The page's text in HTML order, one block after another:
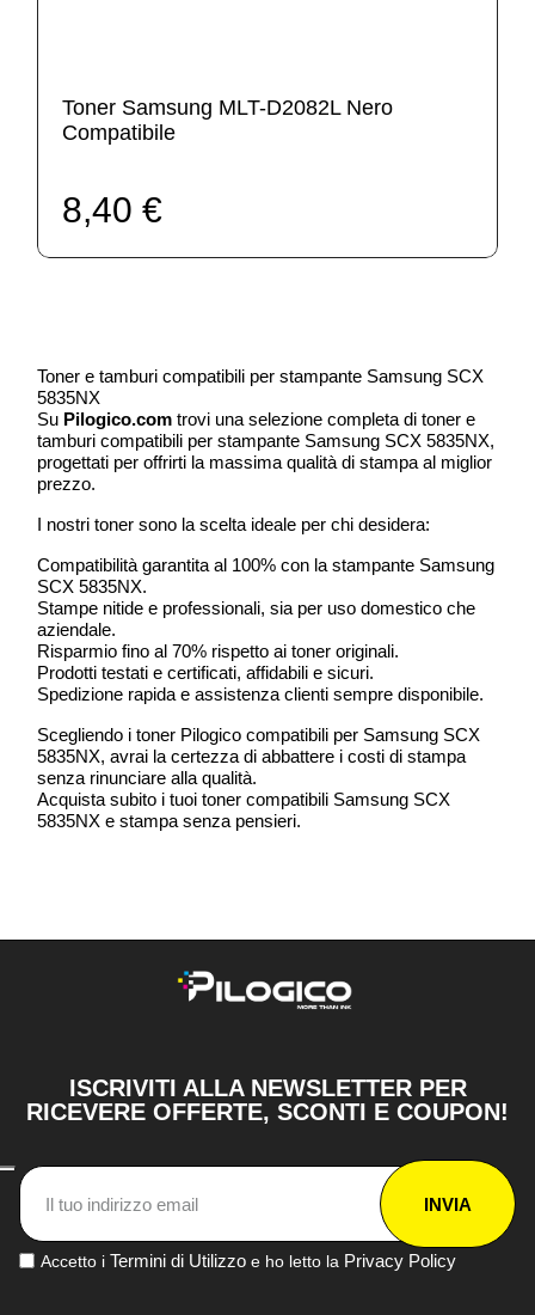
Toner Samsung MLT-D2082L Nero
Compatibile
8,40 €
Toner e tamburi compatibili per stampante Samsung SCX
5835NX
Su Pilogico.com trovi una selezione completa di toner e
tamburi compatibili per stampante Samsung SCX 5835NX,
progettati per offrirti la massima qualità di stampa al miglior
prezzo.
I nostri toner sono la scelta ideale per chi desidera:
Compatibilità garantita al 100% con la stampante Samsung
SCX 5835NX.
Stampe nitide e professionali, sia per uso domestico che
aziendale.
Risparmio fino al 70% rispetto ai toner originali.
Prodotti testati e certificati, affidabili e sicuri.
Spedizione rapida e assistenza clienti sempre disponibile.
Scegliendo i toner Pilogico compatibili per Samsung SCX
5835NX, avrai la certezza di abbattere i costi di stampa
senza rinunciare alla qualità.
Acquista subito i tuoi toner compatibili Samsung SCX
5835NX e stampa senza pensieri.
ISCRIVITI ALLA NEWSLETTER PER
RICEVERE OFFERTE, SCONTI E COUPON!
INVIA
Accetto i Termini di Utilizzo e ho letto la Privacy Policy